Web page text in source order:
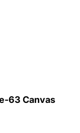
63 Canvas